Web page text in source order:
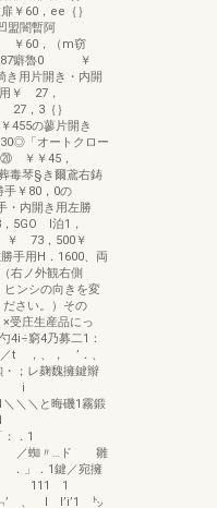
60，ee｛｝
盟闇暫阿
（m窃
￥ 87癖魯0 ￥
き用片開き・内開
￥ 27，
，3｛｝
の蓼片開き
「オートクロー
￥￥45，
毒琴§き爾鳶右鋳
手￥80，0の
・内開き用左勝
I泊1，
73，500￥
用H．1600、両
右ノ外観右側
ンシの向きを変
ださい。）その
受庄生産品にっ
4i÷窮4乃募二1：
／t ，、， ’．、
；レ麹魏擁鍵辮
灘1 i
晦磯1霧鍛
．1
…ド 雛
．1鍵／宛擁
…． 111 1
、 I I’i’1 ㌧